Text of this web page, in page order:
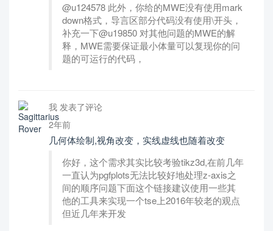
@u124578 此外，你给的MWE没有使用mark
down格式，导言区部分代码没有使用\开头，
补充一下@u19850 对其他问题的MWE的解
释，MWE需要保证最小体量可以复现你的问
题的可运行的代码，
我 发表了评论
2年前
几何体绘制,视角改变，实线虚线也随着改变
你好，这个需求其实比较考验tikz3d,在前几年
一直认为pgfplots无法比较好地处理z-axis之
间的顺序问题下面这个链接建议使用一些其
他的工具来实现一个tse上2016年较老的观点
但近几年来开发